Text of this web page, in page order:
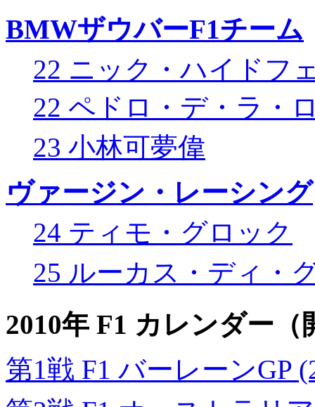
BMWザウバーF1チーム
22 ニック・ハイドフ
22 ペドロ・デ・ラ・
23 小林可夢偉
ヴァージン・レーシング
24 ティモ・グロック
25 ルーカス・ディ・
2010年 F1 カレンダー
第1戦 F1 バーレーンGP